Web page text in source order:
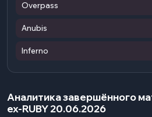
Overpass
Anubis
Inferno
Аналитика завершённого
ex-RUBY 20.06.2026